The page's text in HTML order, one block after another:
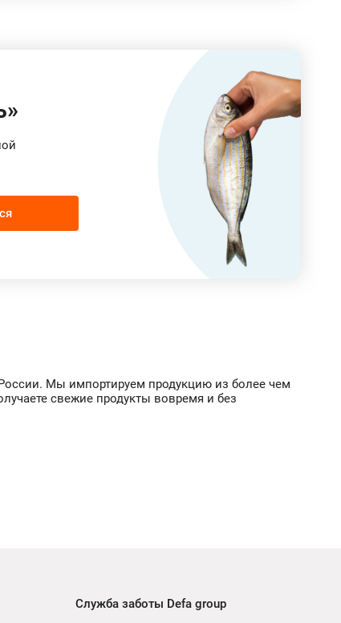
Мы импортируем продукцию из более чем
свежие продукты вовремя и без
Служба заботы Defa group